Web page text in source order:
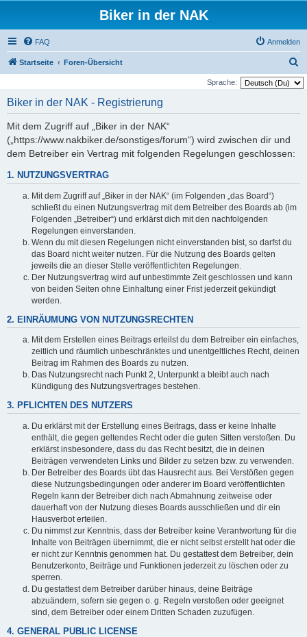
Biker in der NAK
FAQ Anmelden
Startseite Foren-Übersicht
u
Sprache:
Biker in der NAK - Registrierung
Mit dem Zugriff auf „Biker in der NAK“
(„https://www.nakbiker.de/sonstiges/forum“) wird zwischen dir und
dem Betreiber ein Vertrag mit folgenden Regelungen geschlossen:
1. NUTZUNGSVERTRAG
Mit dem Zugriff auf „Biker in der NAK“ (im Folgenden „das Board“)
schließt du einen Nutzungsvertrag mit dem Betreiber des Boards ab (im
Folgenden „Betreiber“) und erklärst dich mit den nachfolgenden
Regelungen einverstanden.
Wenn du mit diesen Regelungen nicht einverstanden bist, so darfst du
das Board nicht weiter nutzen. Für die Nutzung des Boards gelten
jeweils die an dieser Stelle veröffentlichten Regelungen.
Der Nutzungsvertrag wird auf unbestimmte Zeit geschlossen und kann
von beiden Seiten ohne Einhaltung einer Frist jederzeit gekündigt
werden.
2. EINRÄUMUNG VON NUTZUNGSRECHTEN
Mit dem Erstellen eines Beitrags erteilst du dem Betreiber ein einfaches,
zeitlich und räumlich unbeschränktes und unentgeltliches Recht, deinen
Beitrag im Rahmen des Boards zu nutzen.
Das Nutzungsrecht nach Punkt 2, Unterpunkt a bleibt auch nach
Kündigung des Nutzungsvertrages bestehen.
3. PFLICHTEN DES NUTZERS
Du erklärst mit der Erstellung eines Beitrags, dass er keine Inhalte
enthält, die gegen geltendes Recht oder die guten Sitten verstoßen. Du
erklärst insbesondere, dass du das Recht besitzt, die in deinen
Beiträgen verwendeten Links und Bilder zu setzen bzw. zu verwenden.
Der Betreiber des Boards übt das Hausrecht aus. Bei Verstößen gegen
diese Nutzungsbedingungen oder anderer im Board veröffentlichten
Regeln kann der Betreiber dich nach Abmahnung zeitweise oder
dauerhaft von der Nutzung dieses Boards ausschließen und dir ein
Hausverbot erteilen.
Du nimmst zur Kenntnis, dass der Betreiber keine Verantwortung für die
Inhalte von Beiträgen übernimmt, die er nicht selbst erstellt hat oder die
er nicht zur Kenntnis genommen hat. Du gestattest dem Betreiber, dein
Benutzerkonto, Beiträge und Funktionen jederzeit zu löschen oder zu
sperren.
Du gestattest dem Betreiber darüber hinaus, deine Beiträge
abzuändern, sofern sie gegen o. g. Regeln verstoßen oder geeignet
sind, dem Betreiber oder einem Dritten Schaden zuzufügen.
4. GENERAL PUBLIC LICENSE